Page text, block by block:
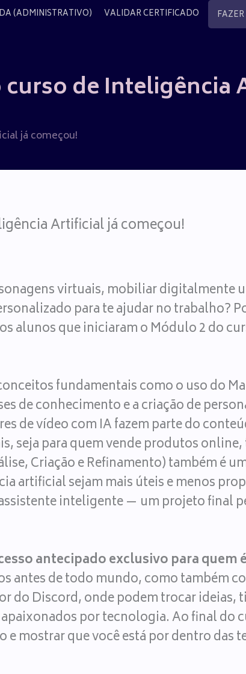
(ADMINISTRATIVO) VALIDAR CERTIFICADO
de Inteligência
já começou!
Artificial já começou!
virtuais, mobiliar digitalmente
para te ajudar no trabalho?
alunos que iniciaram o Módulo 2 do
fundamentais como o uso do
de conhecimento e a criação de
de vídeo com IA fazem parte do
seja para quem vende produtos
Criação e Refinamento) também é
artificial sejam mais úteis e menos
inteligente — um projeto final
antecipado exclusivo para quem
antes de todo mundo, como também
do Discord, onde podem trocar ideias,
por tecnologia. Ao final do
mostrar que você está por dentro das